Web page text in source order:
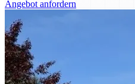
Angebot anfordern